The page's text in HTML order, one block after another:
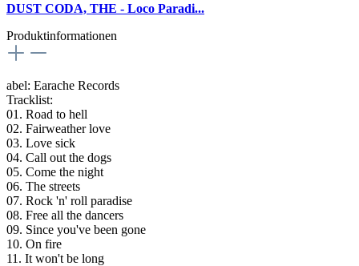
DUST CODA, THE - Loco Paradi...
Produktinformationen
abel: Earache Records
Tracklist:
01. Road to hell
02. Fairweather love
03. Love sick
04. Call out the dogs
05. Come the night
06. The streets
07. Rock 'n' roll paradise
08. Free all the dancers
09. Since you've been gone
10. On fire
11. It won't be long